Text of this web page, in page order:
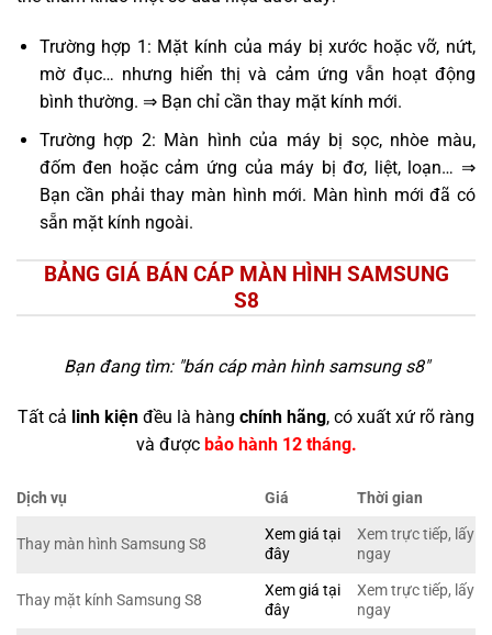
Trường hợp 1: Mặt kính của máy bị xước hoặc vỡ, nứt,
mờ đục… nhưng hiển thị và cảm ứng vẫn hoạt động
bình thường. ⇒ Bạn chỉ cần thay mặt kính mới.
Trường hợp 2: Màn hình của máy bị sọc, nhòe màu,
đốm đen hoặc cảm ứng của máy bị đơ, liệt, loạn… ⇒
Bạn cần phải thay màn hình mới. Màn hình mới đã có
sẵn mặt kính ngoài.
BẢNG GIÁ BÁN CÁP MÀN HÌNH SAMSUNG
S8
Bạn đang tìm: "bán cáp màn hình samsung s8"
Tất cả linh kiện đều là hàng chính hãng, có xuất xứ rõ ràng
và được bảo hành 12 tháng.
Dịch vụ Giá Thời gian
Thay màn hình Samsung S8
Xem giá tại
đây
Xem trực tiếp, lấy
ngay
Thay mặt kính Samsung S8
Xem giá tại
đây
Xem trực tiếp, lấy
ngay